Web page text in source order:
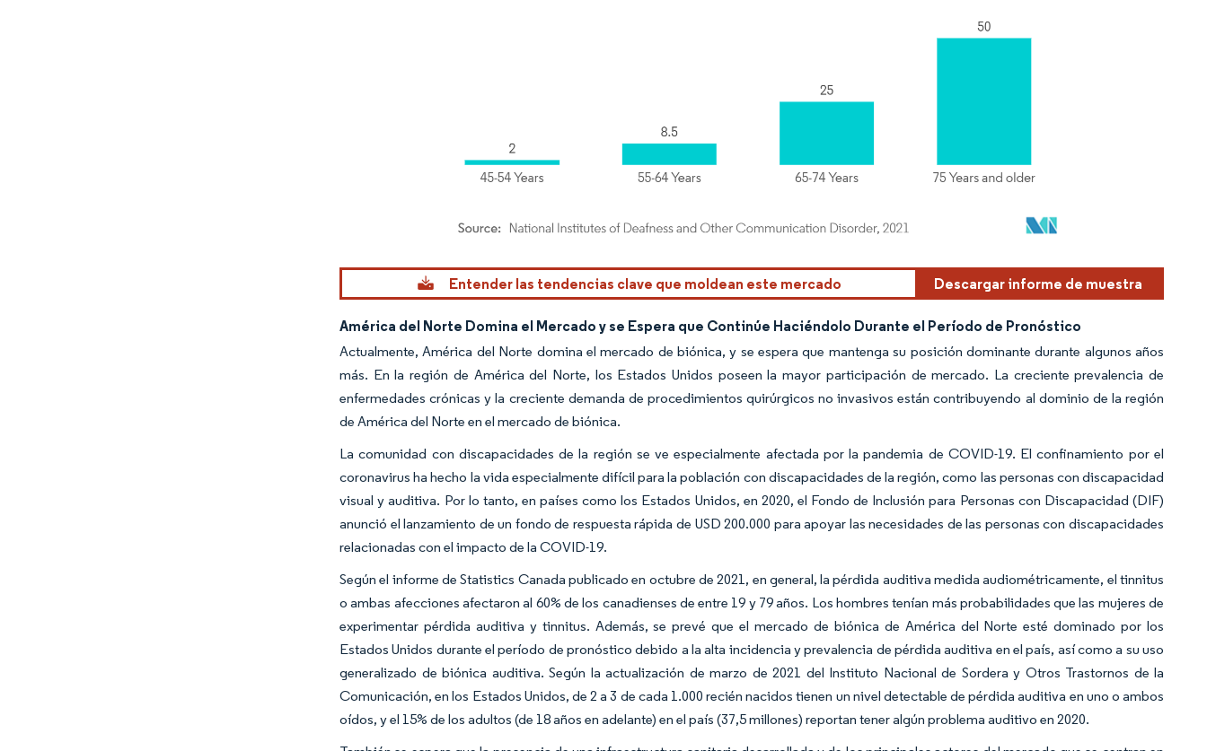
Imagen © Mordor Intelligence. El uso requiere atribución según CC BY 4.0.
Entender las tendencias clave que moldean este mercado Descargar informe de muestra
América del Norte Domina el Mercado y se Espera que Continúe Haciéndolo Durante el Período de Pronóstico
Actualmente, América del Norte domina el mercado de biónica, y se espera que mantenga su posición dominante durante algunos años
más. En la región de América del Norte, los Estados Unidos poseen la mayor participación de mercado. La creciente prevalencia de
enfermedades crónicas y la creciente demanda de procedimientos quirúrgicos no invasivos están contribuyendo al dominio de la región
de América del Norte en el mercado de biónica.
La comunidad con discapacidades de la región se ve especialmente afectada por la pandemia de COVID-19. El confinamiento por el
coronavirus ha hecho la vida especialmente difícil para la población con discapacidades de la región, como las personas con discapacidad
visual y auditiva. Por lo tanto, en países como los Estados Unidos, en 2020, el Fondo de Inclusión para Personas con Discapacidad (DIF)
anunció el lanzamiento de un fondo de respuesta rápida de USD 200.000 para apoyar las necesidades de las personas con discapacidades
relacionadas con el impacto de la COVID-19.
Según el informe de Statistics Canada publicado en octubre de 2021, en general, la pérdida auditiva medida audiométricamente, el tinnitus
o ambas afecciones afectaron al 60% de los canadienses de entre 19 y 79 años. Los hombres tenían más probabilidades que las mujeres de
experimentar pérdida auditiva y tinnitus. Además, se prevé que el mercado de biónica de América del Norte esté dominado por los
Estados Unidos durante el período de pronóstico debido a la alta incidencia y prevalencia de pérdida auditiva en el país, así como a su uso
generalizado de biónica auditiva. Según la actualización de marzo de 2021 del Instituto Nacional de Sordera y Otros Trastornos de la
Comunicación, en los Estados Unidos, de 2 a 3 de cada 1.000 recién nacidos tienen un nivel detectable de pérdida auditiva en uno o ambos
oídos, y el 15% de los adultos (de 18 años en adelante) en el país (37,5 millones) reportan tener algún problema auditivo en 2020.